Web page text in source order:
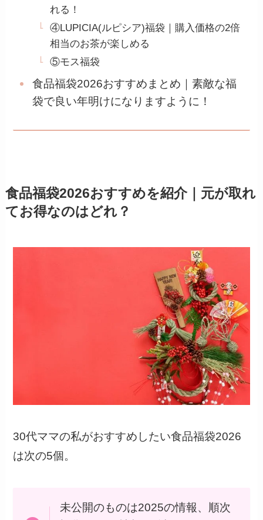
れる！
④LUPICIA(ルピシア)福袋｜購入価格の2倍
相当のお茶が楽しめる
⑤モス福袋
食品福袋2026おすすめまとめ｜素敵な福
袋で良い年明けになりますように！
食品福袋2026おすすめを紹介｜元が取れ
てお得なのはどれ？
30代ママの私がおすすめしたい食品福袋2026
は次の5個。
未公開のものは2025の情報、順次